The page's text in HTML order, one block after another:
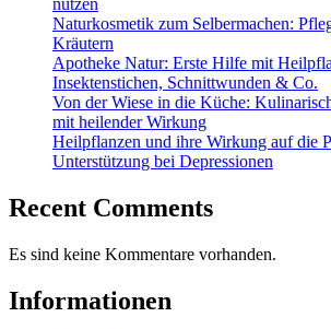
Naturkosmetik zum Selbermachen:
Kräutern
Apotheke Natur: Erste Hilfe mit
Insektenstichen, Schnittwunden & Co.
Von der Wiese in die Küche:
mit heilender Wirkung
Heilpflanzen und ihre Wirkung auf die
Unterstützung bei Depressionen
Recent Comments
Es sind keine Kommentare vorhanden.
Informationen